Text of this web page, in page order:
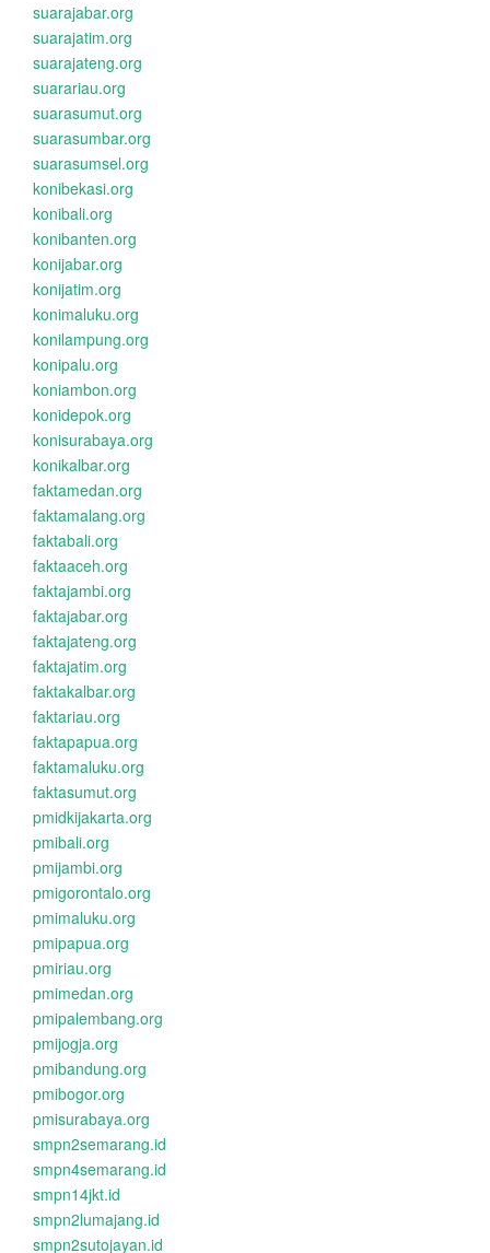
suarajabar.org
suarajatim.org
suarajateng.org
suarariau.org
suarasumut.org
suarasumbar.org
suarasumsel.org
konibekasi.org
konibali.org
konibanten.org
konijabar.org
konijatim.org
konimaluku.org
konilampung.org
konipalu.org
koniambon.org
konidepok.org
konisurabaya.org
konikalbar.org
faktamedan.org
faktamalang.org
faktabali.org
faktaaceh.org
faktajambi.org
faktajabar.org
faktajateng.org
faktajatim.org
faktakalbar.org
faktariau.org
faktapapua.org
faktamaluku.org
faktasumut.org
pmidkijakarta.org
pmibali.org
pmijambi.org
pmigorontalo.org
pmimaluku.org
pmipapua.org
pmiriau.org
pmimedan.org
pmipalembang.org
pmijogja.org
pmibandung.org
pmibogor.org
pmisurabaya.org
smpn2semarang.id
smpn4semarang.id
smpn14jkt.id
smpn2lumajang.id
smpn2sutojayan.id